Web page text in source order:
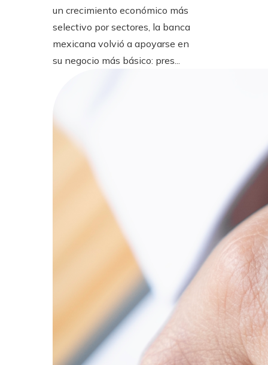
un crecimiento económico más
selectivo por sectores, la banca
mexicana volvió a apoyarse en
su negocio más básico: pres...